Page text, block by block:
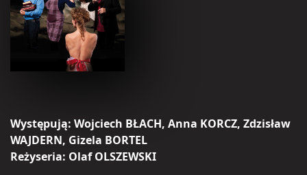
Występują: Wojciech BŁACH, Anna KORCZ, Zdzisław
WAJDERN, Gizela BORTEL
Reżyseria: Olaf OLSZEWSKI